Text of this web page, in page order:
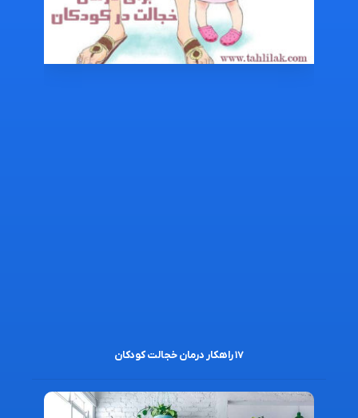
۱۷ راهکار درمان خجالت کودکان